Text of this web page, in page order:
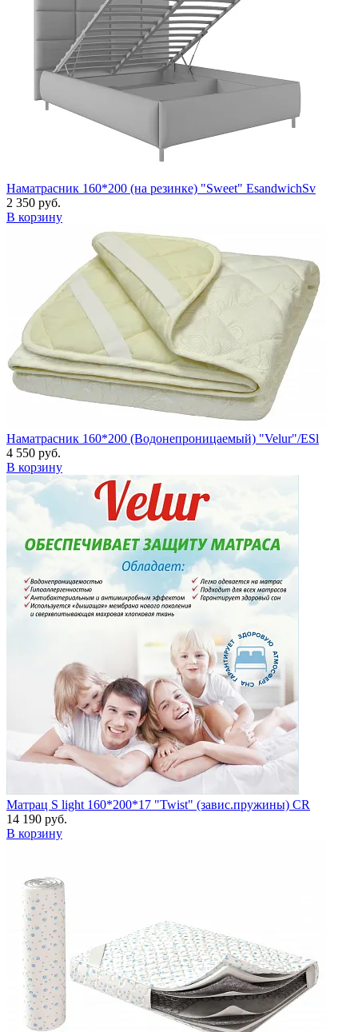
Наматрасник 160*200 (на резинке) "Sweet" EsandwichSv
2 350 руб.
В корзину
Наматрасник 160*200 (Водонепроницаемый) "Velur"/ESl
4 550 руб.
В корзину
Матрац S light 160*200*17 "Twist" (завис.пружины) CR
14 190 руб.
В корзину